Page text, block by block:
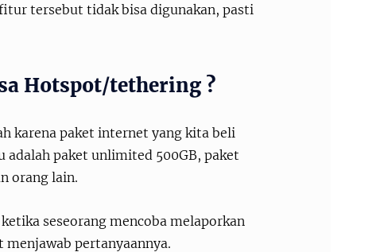
tersebut tidak bisa digunakan, pasti
Hotspot/tethering ?
karena paket internet yang kita beli
paket unlimited 500GB, paket
orang lain.
seseorang mencoba melaporkan
pertanyaannya.